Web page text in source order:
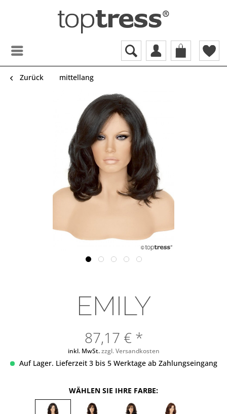
Zurück mittellang
EMILY
87,17 € *
inkl. MwSt.zzgl. Versandkosten
Auf Lager. Lieferzeit 3 bis 5 Werktage ab Zahlungseingang
WÄHLEN SIE IHRE FARBE: